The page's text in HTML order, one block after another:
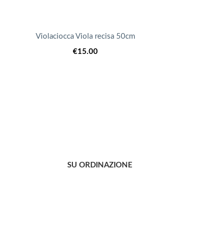
Violaciocca Viola recisa 50cm
€15.00
SU ORDINAZIONE